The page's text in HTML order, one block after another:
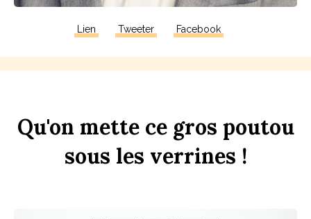
Lien Tweeter Facebook
Qu'on mette ce gros poutou
sous les verrines !